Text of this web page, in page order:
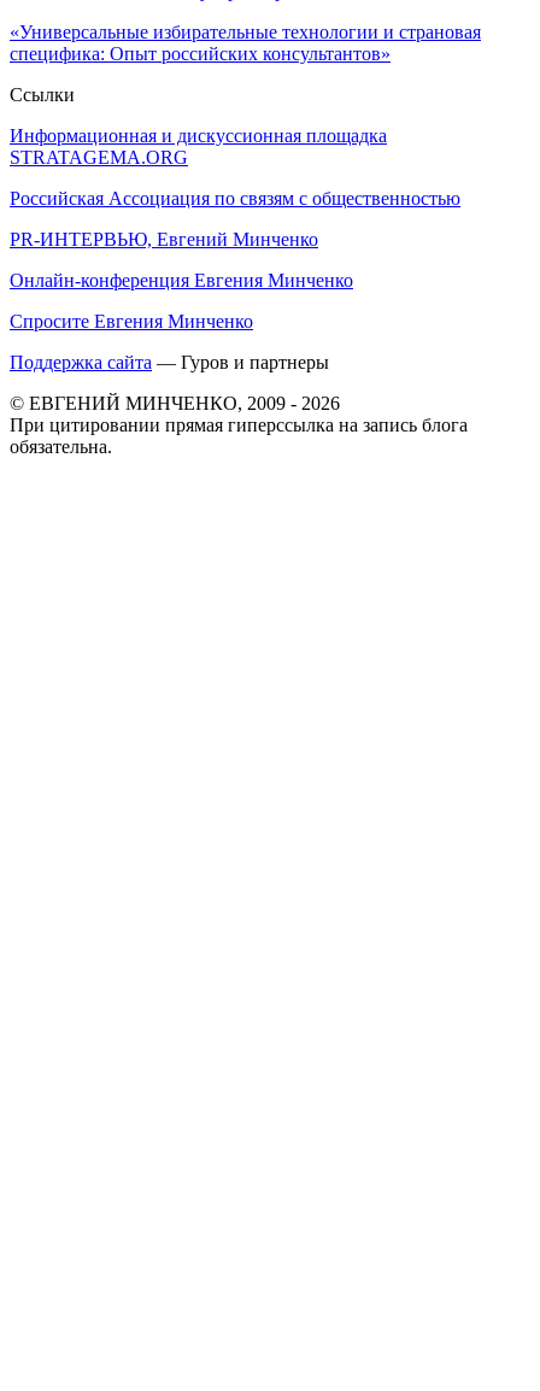
«Универсальные избирательные технологии и страновая
специфика: Опыт российских консультантов»
Ссылки
Информационная и дискуссионная площадка
STRATAGEMA.ORG
Российская Ассоциация по связям с общественностью
PR-ИНТЕРВЬЮ, Евгений Минченко
Онлайн-конференция Евгения Минченко
Спросите Евгения Минченко
Поддержка сайта — Гуров и партнеры
© ЕВГЕНИЙ МИНЧЕНКО, 2009 - 2026
При цитировании прямая гиперссылка на запись блога
обязательна.